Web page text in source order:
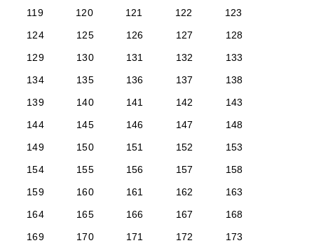
119
120 121 122
123
124
125 126 127
128
129
130 131 132
133
134
135 136 137
138
139
140 141 142
143
144
145 146 147
148
149
150 151 152
153
154
155 156 157
158
159
160 161 162
163
164
165 166 167
168
169
170 171 172
173